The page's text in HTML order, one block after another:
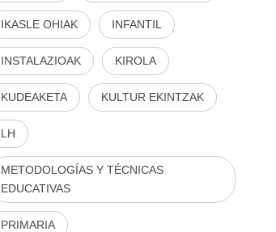
IKASLE OHIAK INFANTIL
INSTALAZIOAK KIROLA
KUDEAKETA KULTUR EKINTZAK
LH
METODOLOGÍAS Y TÉCNICAS
EDUCATIVAS
PRIMARIA